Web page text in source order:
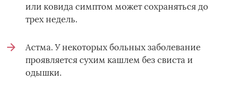
или ковида симптом может сохраняться до
трех недель.
Астма. У некоторых больных заболевание
проявляется сухим кашлем без свиста и
одышки.